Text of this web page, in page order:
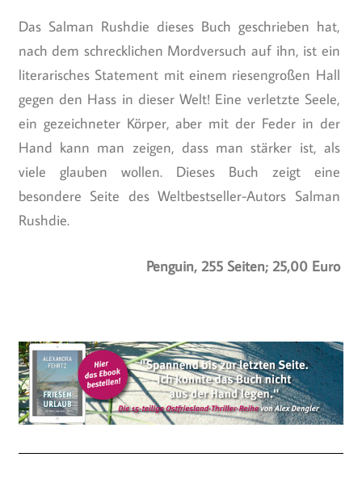
Das Salman Rushdie dieses Buch geschrieben hat,
nach dem schrecklichen Mordversuch auf ihn, ist ein
literarisches Statement mit einem riesengroßen Hall
gegen den Hass in dieser Welt! Eine verletzte Seele,
ein gezeichneter Körper, aber mit der Feder in der
Hand kann man zeigen, dass man stärker ist, als
viele glauben wollen. Dieses Buch zeigt eine
besondere Seite des Weltbestseller-Autors Salman
Rushdie.
Penguin, 255 Seiten; 25,00 Euro